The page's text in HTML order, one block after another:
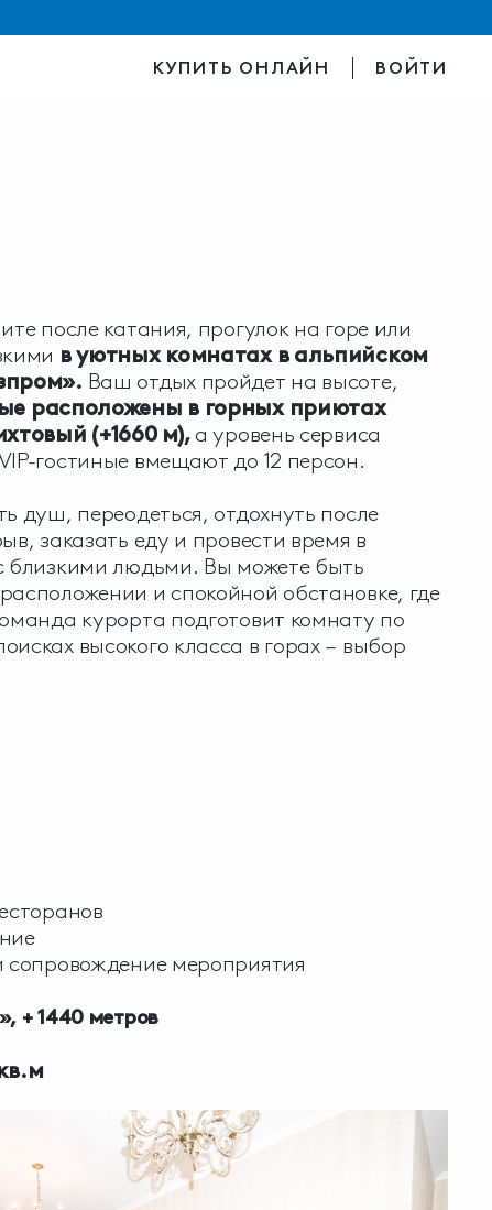
КУПИТЬ ОНЛАЙН ВОЙТИ
после катания, прогулок на горе или
в уютных комнатах в альпийском
Ваш отдых пройдет на высоте,
расположены в горных приютах
(+1660 м),а уровень сервиса
гостиные вмещают до 12 персон.
душ, переодеться, отдохнуть после
заказать еду и провести время в
близкими людьми. Вы можете быть
и спокойной обстановке, где
курорта подготовит комнату по
высокого класса в горах – выбор
сопровождение мероприятия
+ 1440 метров